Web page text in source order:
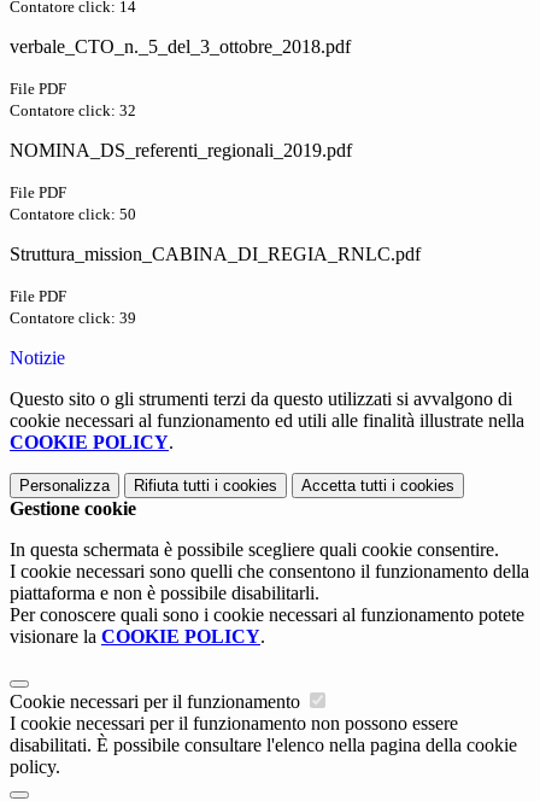
Contatore click: 14
verbale_CTO_n._5_del_3_ottobre_2018.pdf
File PDF
Contatore click: 32
NOMINA_DS_referenti_regionali_2019.pdf
File PDF
Contatore click: 50
Struttura_mission_CABINA_DI_REGIA_RNLC.pdf
File PDF
Contatore click: 39
Notizie
Questo sito o gli strumenti terzi da questo utilizzati si avvalgono di
cookie necessari al funzionamento ed utili alle finalità illustrate nella
COOKIE POLICY.
Personalizza Rifiuta tutti i cookies Accetta tutti i cookies
Gestione cookie
In questa schermata è possibile scegliere quali cookie consentire.
I cookie necessari sono quelli che consentono il funzionamento della
piattaforma e non è possibile disabilitarli.
Per conoscere quali sono i cookie necessari al funzionamento potete
visionare la COOKIE POLICY.
Cookie necessari per il funzionamento
I cookie necessari per il funzionamento non possono essere
disabilitati. È possibile consultare l'elenco nella pagina della cookie
policy.